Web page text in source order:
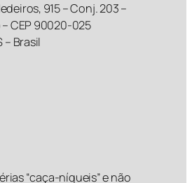
915 – Conj. 203 –
CEP 90020-025
– Brasil
“caça-níqueis” e não